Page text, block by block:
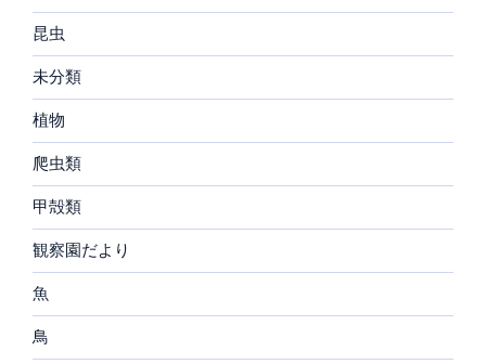
昆虫
未分類
植物
爬虫類
甲殻類
観察園だより
魚
鳥